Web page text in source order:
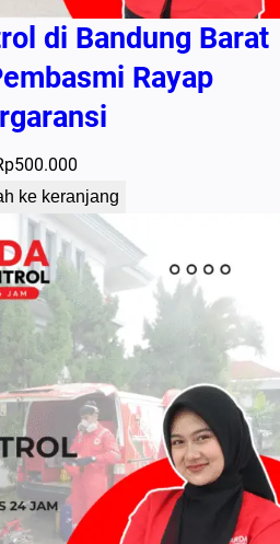
di Bandung Barat
Rayap
500.000
ke keranjang